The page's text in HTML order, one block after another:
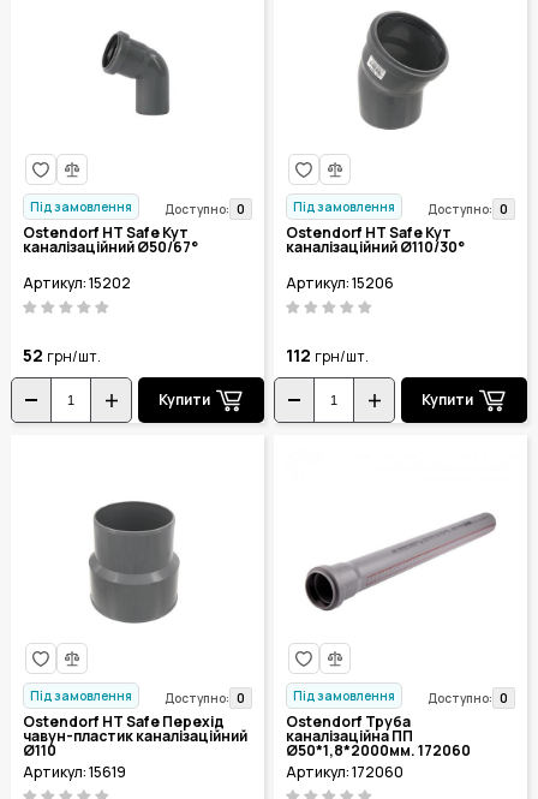
Під замовлення Доступно: 0
Ostendorf HT Safe Кут
каналізаційний Ø50/67°
Артикул: 15202
52 грн/шт.
Купити
Під замовлення Доступно: 0
Ostendorf HT Safe Кут
каналізаційний Ø110/30°
Артикул: 15206
112 грн/шт.
Купити
Під замовлення Доступно: 0
Ostendorf HT Safe Перехід
чавун-пластик каналізаційний
Ø110
Артикул: 15619
Під замовлення Доступно: 0
Ostendorf Труба
каналізаційна ПП
Ø50*1,8*2000мм. 172060
Артикул: 172060